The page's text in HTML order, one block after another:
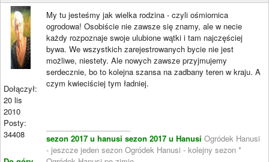
Dołączył:
20 lis
2010
Posty:
34408
My tu jesteśmy jak wielka rodzina - czyli ośmiornica
ogrodowa! Osobiście nie zawsze się znamy, ale w necie
każdy rozpoznaje swoje ulubione wątki i tam najczęściej
bywa. We wszystkich zarejestrowanych bycie nie jest
możliwe, niestety. Ale nowych zawsze przyjmujemy
serdecznie, bo to kolejna szansa na zadbany teren w kraju. A
czym kwieciściej tym ładniej.
sezon 2017 u hanusi sezon 2017 u Hanusi Ogródek Hanusi
- jeszcze jeden sezon Ogródek Hanusi - kolejny sezon *